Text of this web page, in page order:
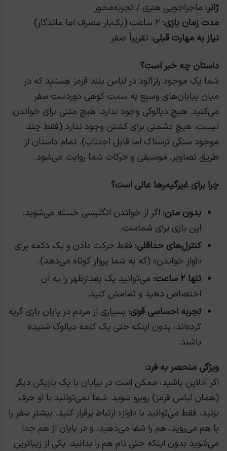
ژانر: ماجراجویی هنری / تجربه‌محور
مدت زمان بازی:
نیاز به مهارت قبلی: تقریباً صفر
داستان چه خبر است؟
شما یک موجود رازآلود در لباس بلند قرمز هستید که در
میان بیابان‌های وسیع به سمت کوهی دوردست سفر
می‌کنید. هیچ دیالوگی وجود ندارد، هیچ متنی برای خواندن
نیست، هیچ دشمنی برای کشتن وجود ندارد (فقط چند
موجود سنگی ترسناک اما قابل اجتناب). تمام داستان از
طریق تصاویر، موسیقی و حرکات شما روایت می‌شود.
چرا برای غیرگیمرها عالی است؟
بدون متن: اگر از خواندن انگلیسی خسته می‌شوید،
این بازی برای شماست.
کنترل‌های حداقلی: فقط حرکت دادن و یک دکمه برای
«آواز خواندن» (که به شما پرواز کوتاه می‌دهد).
تنها ۲ ساعت:
می‌توانید یک بعدازظهر را به آن
اختصاص دهید و تمامش کنید.
تجربه احساسی قوی: بسیاری از مردم در پایان بازی گریه
کرده‌اند، بدون اینکه حتی یک کلمه دیالوگ شنیده
باشند.
ویژگی منحصر به فرد:
اگر آنلاین باشید، ممکن است در بیابان با یک بازیکن دیگر
(همان لباس قرمز) روبرو شوید. شما نمی‌توانید با او حرف
بزنید، فقط می‌توانید با «آواز» ارتباط برقرار کنید. بیشتر سفر را
با هم می‌روید، هم را شفا می‌دهید، و در پایان از هم جدا
می‌شوید بدون اینکه حتی نام هم را بدانید. یکی از زیباترین